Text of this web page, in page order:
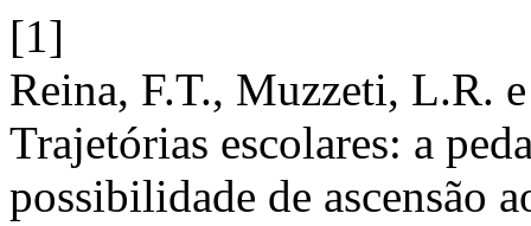
[1]
Reina, F.T., Muzzeti, L.R.
Trajetórias escolares: a
possibilidade de ascensão